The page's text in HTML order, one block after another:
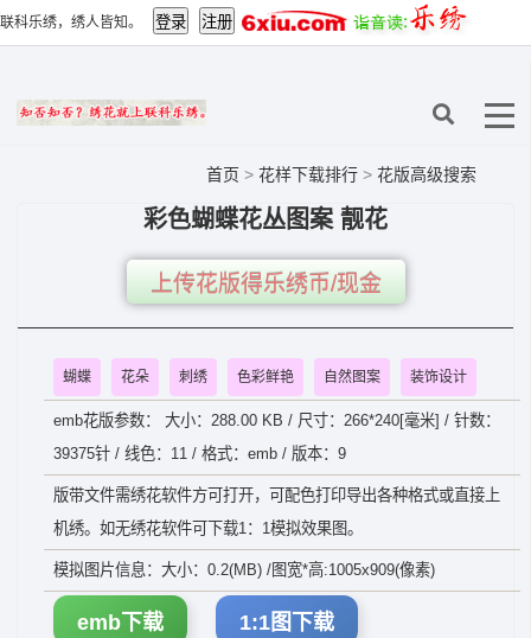
联科乐绣，绣人皆知。
首页 > 花样下载排行 > 花版高级搜索
彩色蝴蝶花丛图案 靓花
上传花版得乐绣币/现金
蝴蝶 花朵 刺绣 色彩鲜艳 自然图案 装饰设计
emb花版参数： 大小：288.00 KB / 尺寸：266*240[毫米] / 针数：
39375针 / 线色：11 / 格式：emb / 版本：9
版带文件需绣花软件方可打开，可配色打印导出各种格式或直接上
机绣。如无绣花软件可下载1：1模拟效果图。
模拟图片信息：大小：0.2(MB) /图宽*高:1005x909(像素)
emb下载 1:1图下载